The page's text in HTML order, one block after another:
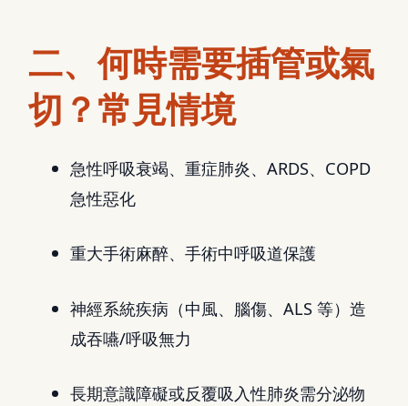
二、何時需要插管或氣
切？常見情境
急性呼吸衰竭、重症肺炎、ARDS、COPD
急性惡化
重大手術麻醉、手術中呼吸道保護
神經系統疾病（中風、腦傷、ALS 等）造
成吞嚥/呼吸無力
長期意識障礙或反覆吸入性肺炎需分泌物